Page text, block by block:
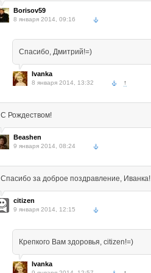
Borisov59
8 января 2014, 09:16
Спасибо, Дмитрий!=)
Ivanka
8 января 2014, 13:32 ↑
С Рождеством!
Beashen
9 января 2014, 08:24
Спасибо за доброе поздравление, Иванка!
citizen
9 января 2014, 12:15
Крепкого Вам здоровья, citizen!=)
Ivanka